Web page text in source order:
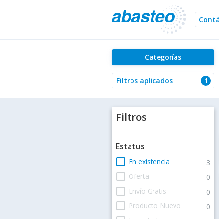
Categorías
1
Filtros aplicados
Filtros
Estatus
check_box_outline_blank En existencia 3
check_box_outline_blank Oferta 0
check_box_outline_blank Envío Gratis 0
check_box_outline_blank Producto Nuevo 0